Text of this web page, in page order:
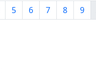
5 6 7 8 9